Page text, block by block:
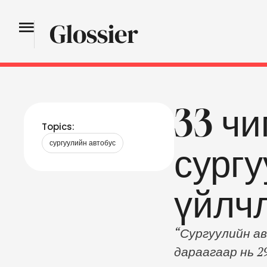
Topics:
сургуулийн автобус
33
“Сургуулийн
дараагаар нь